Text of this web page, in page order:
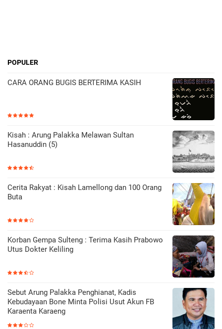
POPULER
CARA ORANG BUGIS BERTERIMA KASIH
Kisah : Arung Palakka Melawan Sultan
Hasanuddin (5)
Cerita Rakyat : Kisah Lamellong dan 100 Orang
Buta
Korban Gempa Sulteng : Terima Kasih Prabowo
Utus Dokter Keliling
Sebut Arung Palakka Penghianat, Kadis
Kebudayaan Bone Minta Polisi Usut Akun FB
Karaenta Karaeng